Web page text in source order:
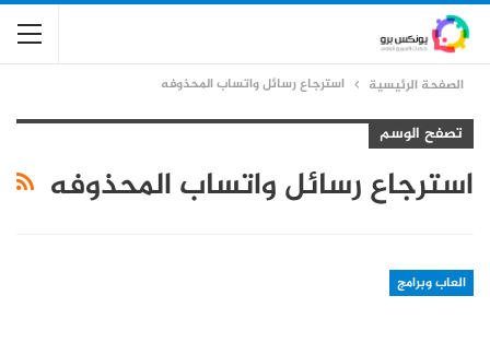
الصفحة الرئيسية استرجاع رسائل واتساب المحذوفه
تصفح الوسم
استرجاع رسائل واتساب المحذوفه
العاب وبرامج